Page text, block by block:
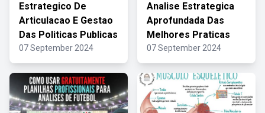
Estrategico De
Articulacao E Gestao
Das Politicas Publicas
07 September 2024
Analise Estrategica
Aprofundada Das
Melhores Praticas
07 September 2024